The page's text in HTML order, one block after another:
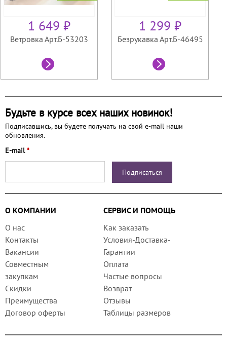
1 649 ₽
Ветровка Арт.Б-53203
1 299 ₽
Безрукавка Арт.Б-46495
Будьте в курсе всех наших новинок!
Подписавшись, вы будете получать на свой e-mail наши
обновления.
E-mail*
О КОМПАНИИ
СЕРВИС И ПОМОЩЬ
О нас
Контакты
Вакансии
Совместным
закупкам
Скидки
Преимущества
Договор оферты
Как заказать
Условия-Доставка-
Гарантии
Оплата
Частые вопросы
Возврат
Отзывы
Таблицы размеров